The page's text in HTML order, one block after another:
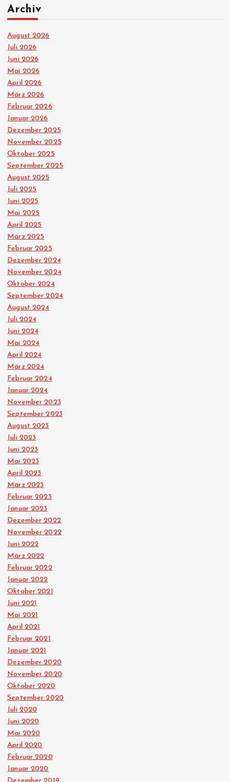
Archiv
August 2026
Juli 2026
Juni 2026
Mai 2026
April 2026
März 2026
Februar 2026
Januar 2026
Dezember 2025
November 2025
Oktober 2025
September 2025
August 2025
Juli 2025
Juni 2025
Mai 2025
April 2025
März 2025
Februar 2025
Dezember 2024
November 2024
Oktober 2024
September 2024
August 2024
Juli 2024
Juni 2024
Mai 2024
April 2024
März 2024
Februar 2024
Januar 2024
November 2023
September 2023
August 2023
Juli 2023
Juni 2023
Mai 2023
April 2023
März 2023
Februar 2023
Januar 2023
Dezember 2022
November 2022
Juni 2022
März 2022
Februar 2022
Januar 2022
Oktober 2021
Juni 2021
Mai 2021
April 2021
Februar 2021
Januar 2021
Dezember 2020
November 2020
Oktober 2020
September 2020
Juli 2020
Juni 2020
Mai 2020
April 2020
Februar 2020
Januar 2020